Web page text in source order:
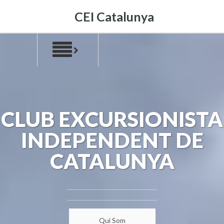
CEI Catalunya
CLUB EXCURSIONISTA
INDEPENDENT DE
CATALUNYA
Qui Som